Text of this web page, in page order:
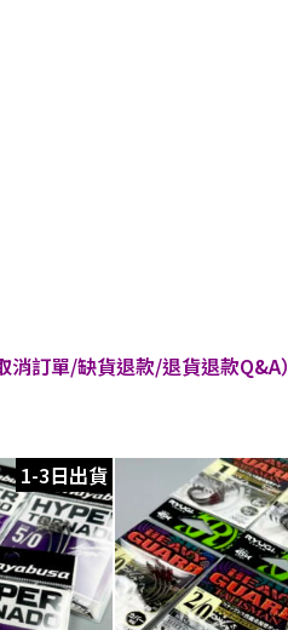
消訂單/缺貨退款/退貨退款Q&A）
1-3日出貨